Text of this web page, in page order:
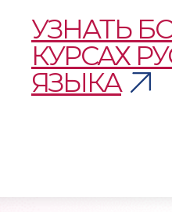
УЗНАТЬ
КУРСАХ
ЯЗЫКА